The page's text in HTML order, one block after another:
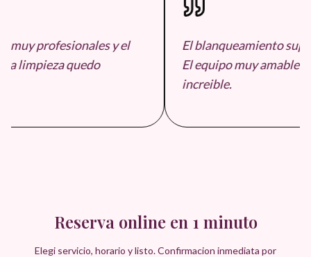
muy profesionales y el
limpieza quedo
El blanqueamiento
El equipo muy amable y
increible.
Reserva online en 1 minuto
Elegi servicio, horario y listo. Confirmacion inmediata por